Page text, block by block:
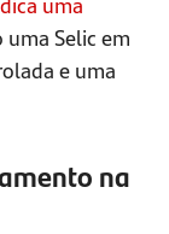
Selic em
e uma
na